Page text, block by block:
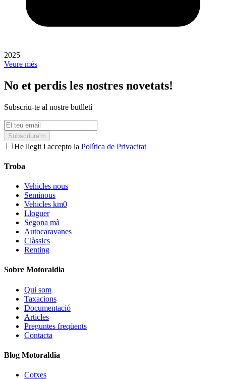
2025
Veure més
No et perdis les nostres novetats!
Subscriu-te al nostre butlletí
Subscriure'm
He llegit i accepto la Política de Privacitat
Troba
Vehicles nous
Seminous
Vehicles km0
Lloguer
Segona mà
Autocaravanes
Clàssics
Renting
Sobre Motoraldia
Qui som
Taxacions
Documentació
Articles
Preguntes freqüents
Contacta
Blog Motoraldia
Cotxes